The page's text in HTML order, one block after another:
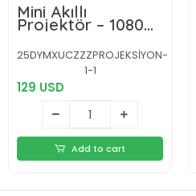
Mini Akıllı
Projektör – 1080P
Full HD, 64GB
Depolama, 2GB
RAM, Uzaktan
Kumanda Destekli
Yeni Nesil
25DYMXUCZZZPROJEKSİYON-
1-1
129 USD
Add to cart